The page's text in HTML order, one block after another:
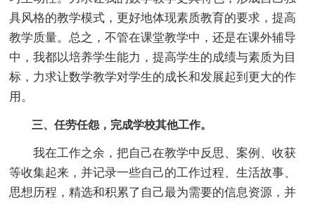
具风格的教学模式，更好地体现素质教育的要求，提高
教学质量。总之，不管在课堂教学中，还是在课外辅导
中，我都以培养学生能力，提高学生的成绩与素质为目
标，力求让数学教学对学生的成长和发展起到更大的作
用。
三、任劳任怨，完成学校其他工作。
我在工作之余，把自己在教学中反思、案例、收获
等收集起来，并记录一些自己的工作过程、生活故事、
思想历程，精选和积累了自己最为需要的信息资源，并